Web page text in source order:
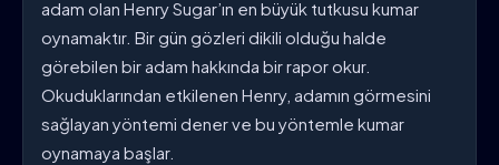
adam olan Henry Sugar’ın en büyük tutkusu kumar
oynamaktır. Bir gün gözleri dikili olduğu halde
görebilen bir adam hakkında bir rapor okur.
Okuduklarından etkilenen Henry, adamın görmesini
sağlayan yöntemi dener ve bu yöntemle kumar
oynamaya başlar.